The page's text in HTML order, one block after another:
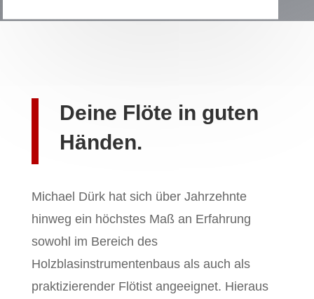
Deine Flöte in guten
Händen.
Michael Dürk hat sich über Jahrzehnte
hinweg ein höchstes Maß an Erfahrung
sowohl im Bereich des
Holzblasinstrumentenbaus als auch als
praktizierender Flötist angeeignet. Hieraus